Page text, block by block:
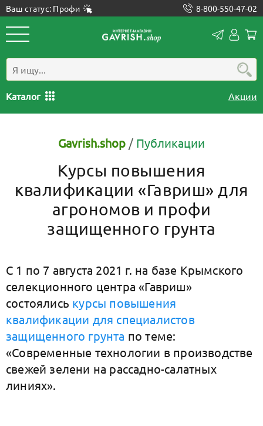
Ваш статус: Профи 8-800-550-47-02
Каталог Акции
Gavrish.shop / Публикации
Курсы повышения
квалификации «Гавриш» для
агрономов и профи
защищенного грунта
С 1 по 7 августа 2021 г. на базе Крымского
селекционного центра «Гавриш»
состоялись курсы повышения
квалификации для специалистов
защищенного грунта по теме:
«Современные технологии в производстве
свежей зелени на рассадно-салатных
линиях».